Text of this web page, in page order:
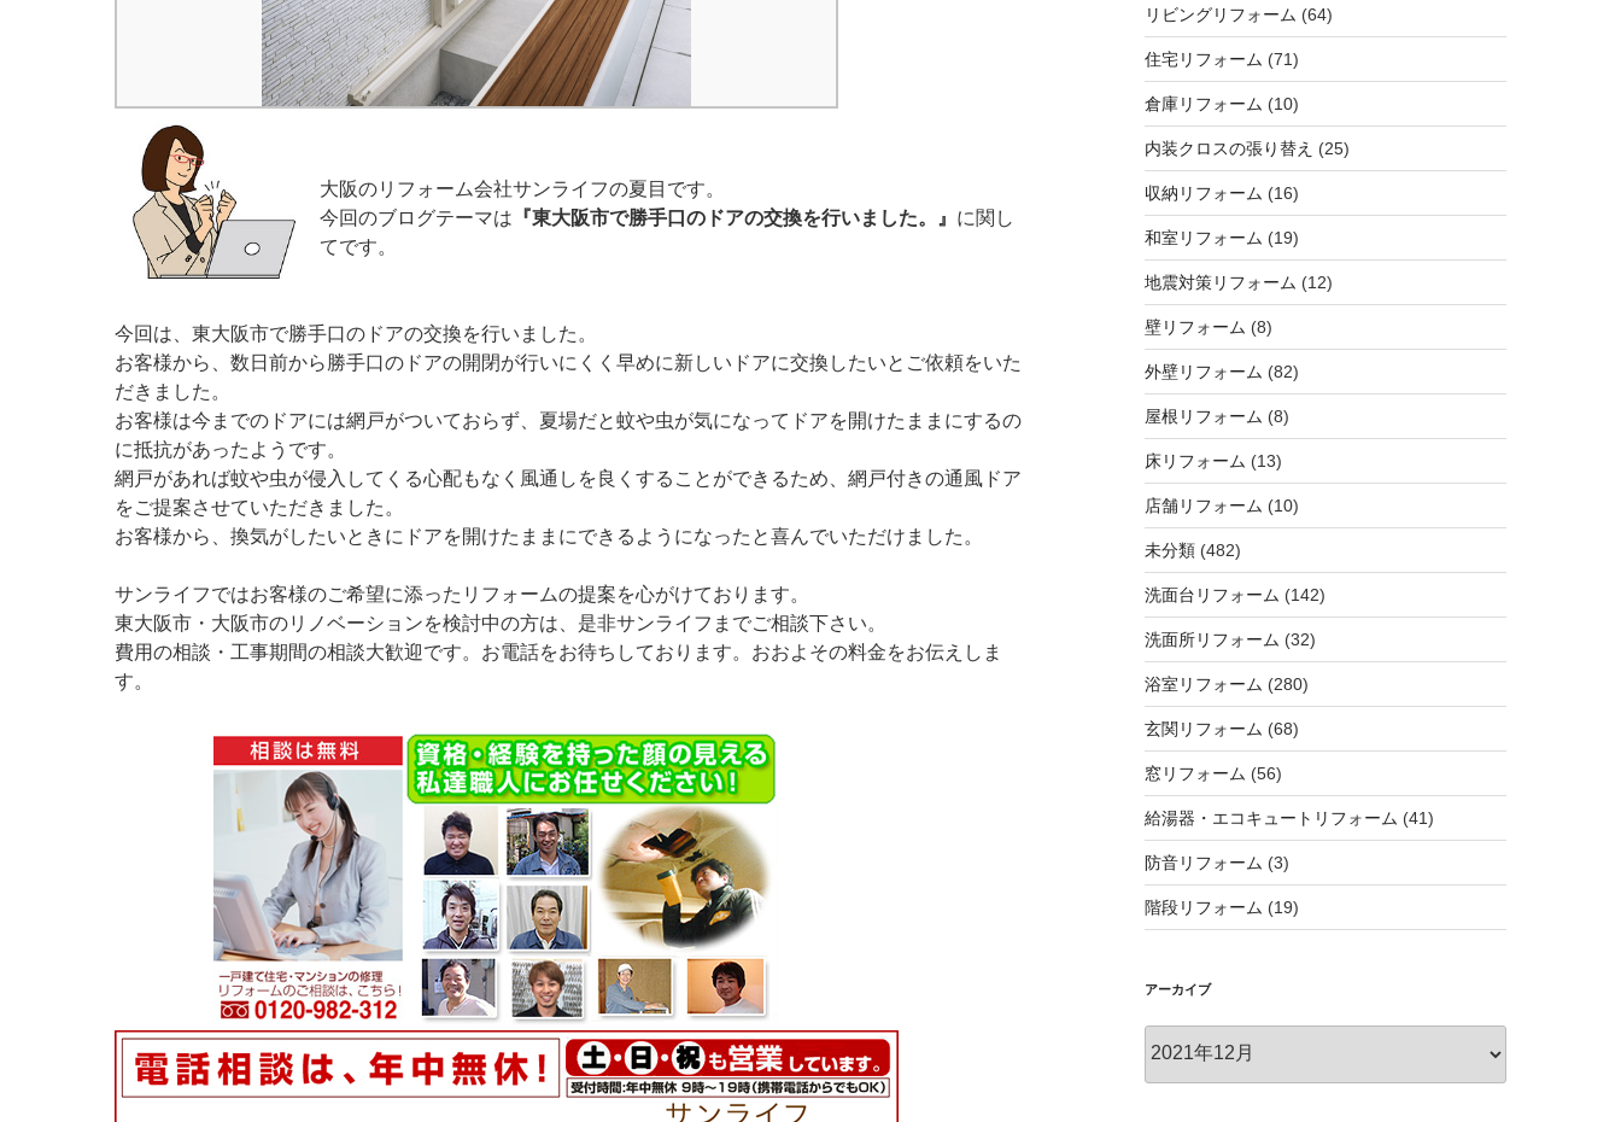
大阪のリフォーム会社サンライフの夏目です。
今回のブログテーマは 『東大阪市で勝手口のドアの交換を行いました。』 に関し
てです。
今回は、東大阪市で勝手口のドアの交換を行いました。
お客様から、数日前から勝手口のドアの開閉が行いにくく早めに新しいドアに交換したいとご依頼をいた
だきました。
お客様は今までのドアには網戸がついておらず、夏場だと蚊や虫が気になってドアを開けたままにするの
に抵抗があったようです。
網戸があれば蚊や虫が侵入してくる心配もなく風通しを良くすることができるため、網戸付きの通風ドア
をご提案させていただきました。
お客様から、換気がしたいときにドアを開けたままにできるようになったと喜んでいただけました。
サンライフではお客様のご希望に添ったリフォームの提案を心がけております。
東大阪市・大阪市のリノベーションを検討中の方は、是非サンライフまでご相談下さい。
費用の相談・工事期間の相談大歓迎です。お電話をお待ちしております。おおよその料金をお伝えしま
す。
リビングリフォーム (64)
住宅リフォーム (71)
倉庫リフォーム (10)
内装クロスの張り替え (25)
収納リフォーム (16)
和室リフォーム (19)
地震対策リフォーム (12)
壁リフォーム (8)
外壁リフォーム (82)
屋根リフォーム (8)
床リフォーム (13)
店舗リフォーム (10)
未分類(482)
洗面台リフォーム (142)
洗面所リフォーム (32)
浴室リフォーム (280)
玄関リフォーム (68)
窓リフォーム (56)
給湯器・エコキュートリフォーム (41)
防音リフォーム (3)
階段リフォーム (19)
アーカイブ
ー
カ